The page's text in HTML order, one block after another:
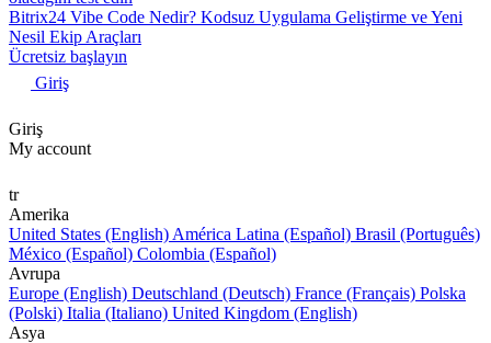
Bitrix24 Vibe Code Nedir? Kodsuz Uygulama Geliştirme ve Yeni
Nesil Ekip Araçları
Ücretsiz başlayın
Giriş
Giriş
My account
tr
Amerika
United States (English) América Latina (Español) Brasil (Português)
México (Español) Colombia (Español)
Avrupa
Europe (English) Deutschland (Deutsch) France (Français) Polska
(Polski) Italia (Italiano) United Kingdom (English)
Asya